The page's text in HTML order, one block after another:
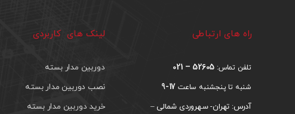
راه های ارتباطی
تلفن تماس: 52605 – 021
شنبه تا پنجشنبه ساعت 17-9
آدرس: تهران- سهروردی شمالی –
لینک های کاربردی
دوربین مدار بسته
نصب دوربین مدار بسته
خرید دوربین مدار بسته